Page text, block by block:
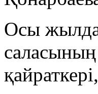
Осы
саласының